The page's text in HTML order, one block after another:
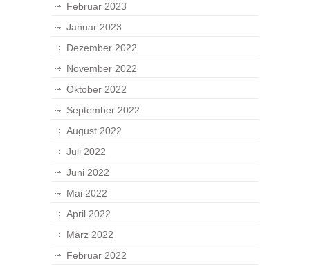
Februar 2023
Januar 2023
Dezember 2022
November 2022
Oktober 2022
September 2022
August 2022
Juli 2022
Juni 2022
Mai 2022
April 2022
März 2022
Februar 2022